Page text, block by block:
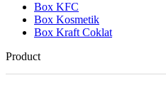
Box KFC
Box Kosmetik
Box Kraft Coklat
Product